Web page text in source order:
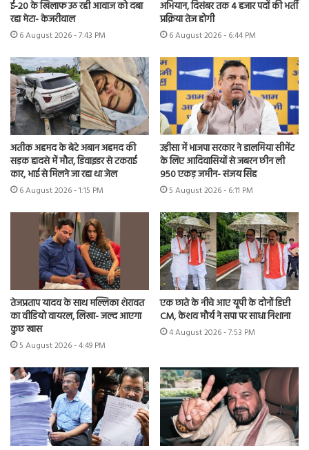
ई-20 के खिलाफ उठ रही आवाज को दबा
रहा मेटा- केजरीवाल
6 August 2026 - 7:43 PM
अभियान, दिसंबर तक 4 हजार पदों की भर्ती
प्रक्रिया तेज होगी
6 August 2026 - 6:44 PM
अतीक अहमद के बेटे अबान अहमद की
सड़क हादसे में मौत, डिवाइडर से टकराई
कार, भाई से मिलने जा रहा था जेल
6 August 2026 - 1:15 PM
उड़ीसा में भाजपा सरकार ने डालमिया सीमेंट
के लिए आदिवासियों से जबरन छीन ली
950 एकड़ जमीन- संजय सिंह
5 August 2026 - 6:11 PM
तेजप्रताप यादव के साथ मल्लिका शेरावत
का वीडियो वायरल, लिखा- जल्द आएगा
कुछ खास
5 August 2026 - 4:49 PM
एक छाते के नीचे आए यूपी के दोनों डिप्टी
CM, केशव मौर्य ने सपा पर साधा निशाना
4 August 2026 - 7:53 PM